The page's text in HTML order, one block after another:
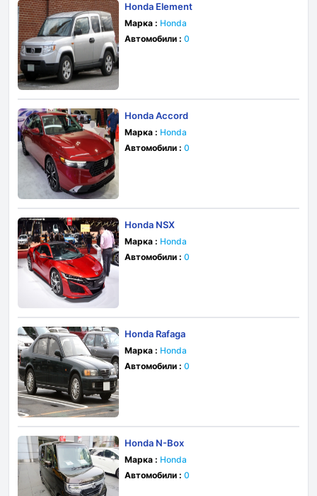
Honda Element
Марка : Honda
Автомобили : 0
Honda Accord
Марка : Honda
Автомобили : 0
Honda NSX
Марка : Honda
Автомобили : 0
Honda Rafaga
Марка : Honda
Автомобили : 0
Honda N-Box
Марка : Honda
Автомобили : 0